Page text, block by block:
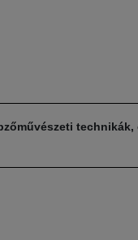
technikák,